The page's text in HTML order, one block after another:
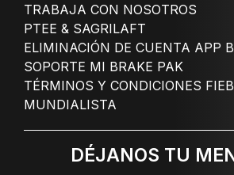
TRABAJA CON NOSOTROS
PTEE & SAGRILAFT
ELIMINACIÓN DE CUENTA APP
SOPORTE MI BRAKE PAK
TÉRMINOS Y CONDICIONES
MUNDIALISTA
DÉJANOS TU